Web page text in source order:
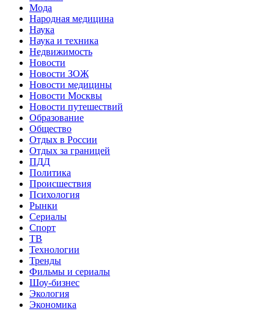
Мода
Народная медицина
Наука
Наука и техника
Недвижимость
Новости
Новости ЗОЖ
Новости медицины
Новости Москвы
Новости путешествий
Образование
Общество
Отдых в России
Отдых за границей
ПДД
Политика
Происшествия
Психология
Рынки
Сериалы
Спорт
ТВ
Технологии
Тренды
Фильмы и сериалы
Шоу-бизнес
Экология
Экономика